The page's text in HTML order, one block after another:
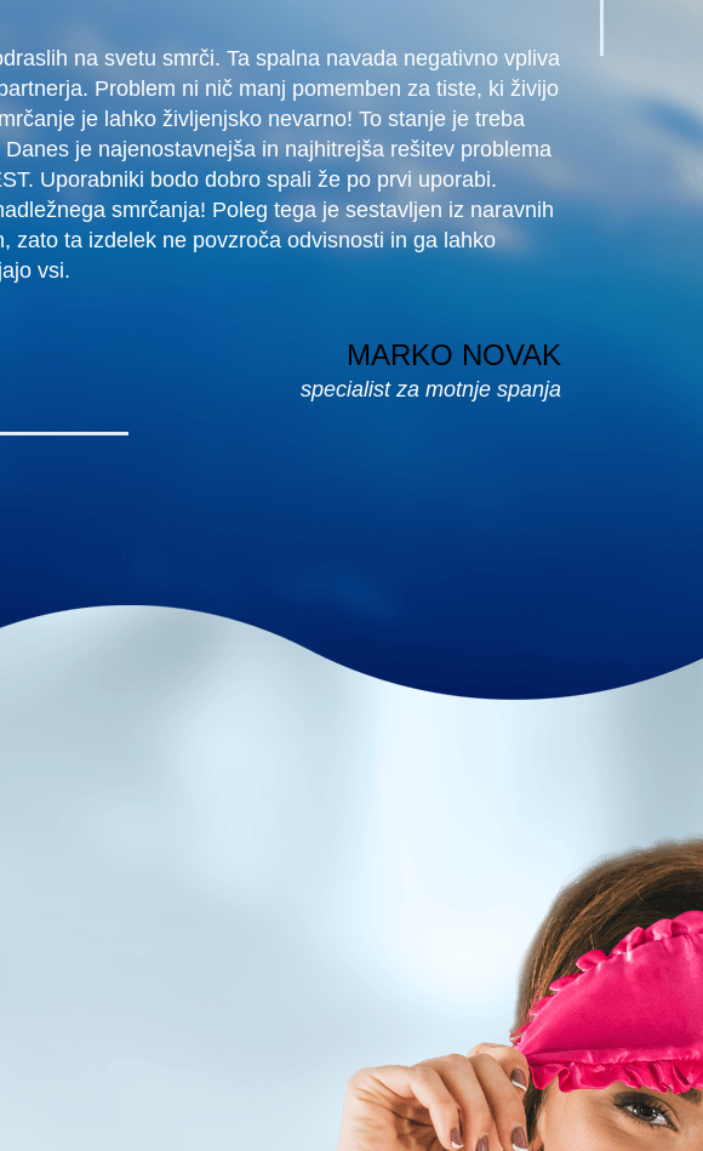
na svetu smrči. Ta spalna navada negativno vpliva
Problem ni nič manj pomemben za tiste, ki živijo
je lahko življenjsko nevarno! To stanje je treba
Danes je najenostavnejša in najhitrejša rešitev problema
Uporabniki bodo dobro spali že po prvi uporabi.
smrčanja! Poleg tega je sestavljen iz naravnih
zato ta izdelek ne povzroča odvisnosti in ga lahko
vsi.
MARKO NOVAK
specialist za motnje spanja